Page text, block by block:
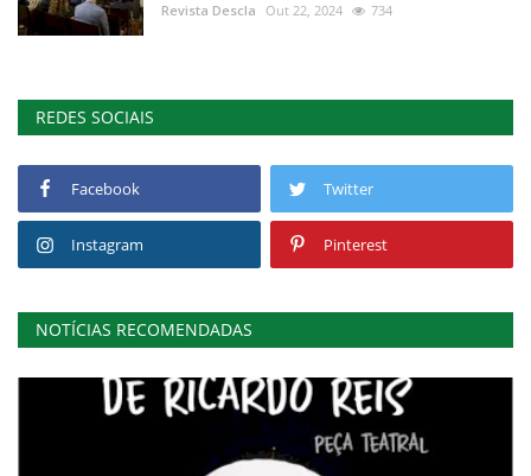
Revista Descla Out 22, 2024 734
REDES SOCIAIS
Facebook Twitter
Instagram Pinterest
NOTÍCIAS RECOMENDADAS